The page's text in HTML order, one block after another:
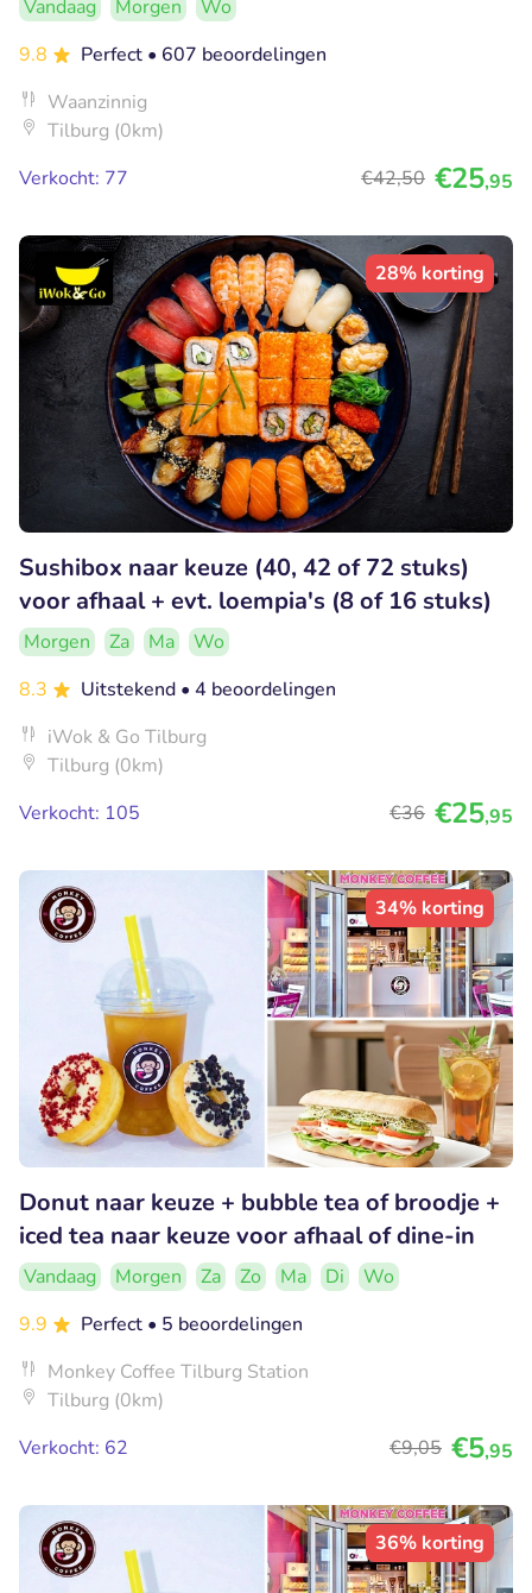
Vandaag Morgen
Wo
9.8
Perfect • 607 beoordelingen
Waanzinnig
Tilburg (0km)
Verkocht: 77
€42,50 €25,95
28% korting
Sushibox naar keuze (40, 42 of 72 stuks)
voor afhaal + evt. loempia's (8 of 16 stuks)
Morgen Za Ma
Wo
8.3
Uitstekend • 4 beoordelingen
iWok & Go Tilburg
Tilburg (0km)
Verkocht: 105
€36 €25,95
34% korting
Donut naar keuze + bubble tea of broodje +
iced tea naar keuze voor afhaal of dine-in
Vandaag Morgen Za Zo Ma Di
Wo
9.9
Perfect • 5 beoordelingen
Monkey Coffee Tilburg Station
Tilburg (0km)
Verkocht: 62
€9,05 €5,95
36% korting